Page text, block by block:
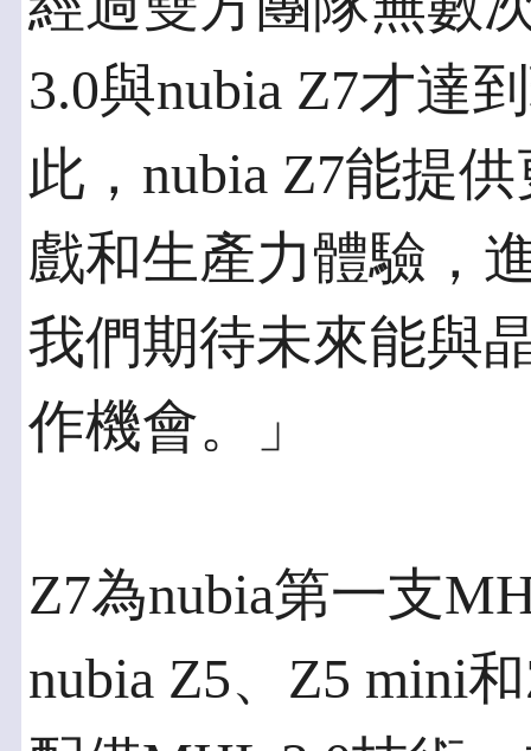
3.0與nubia Z7才達
此，nubia Z7能提
戲和生產力體驗，
我們期待未來能與
作機會。」
Z7為nubia第一支
nubia Z5、Z5 mini